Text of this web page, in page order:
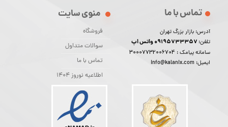
منوی سایت
فروشگاه
سوالات متداول
تماس با ما
اطلاعیه نوروز 1404
تماس با ما
آدرس: بازار بزرگ تهران
تلفن:
سامانه پیامک :30007732006704
ایمیل: info@kalanix.com